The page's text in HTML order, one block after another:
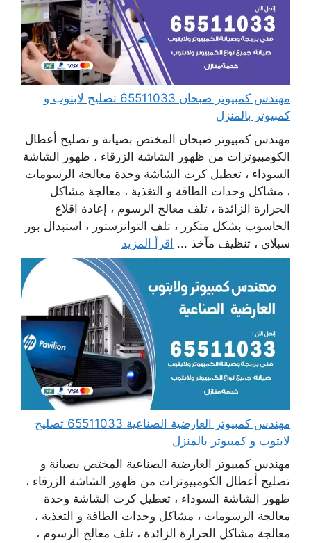
مهندس كمبيوتر صبحان 65511033 تصليح لابتوب و
كمبيوتر بالمنزل
مهندس كمبيوتر صبحان المختص بصيانة و تصليح أعطال
الكومبيوترات من ظهور الشاشة الزرقاء ، ظهور الشاشة
السوداء ، تعطيل كرت الشاشة وحدة معالجة الرسومات
، مشاكل وحدات الطاقة و التغذية ، معالجة مشاكل
الحرارة الزائدة ، تلف معالج الرسوم ، إعادة اقلاع
الحاسوب بشكل متكرر ، تلف التوانزستور ، استبدال بور
سبلاي ، تنظيف مآخذ ... اقرأ المزيد
مهندس كمبيوتر العارضية الصناعية 65511033 تصليح
لابتوب و كمبيوتر بالمنزل
مهندس كمبيوتر العارضية الصناعية المختص بصيانة و
تصليح أعطال الكومبيوترات من ظهور الشاشة الزرقاء ،
ظهور الشاشة السوداء ، تعطيل كرت الشاشة وحدة
معالجة الرسومات ، مشاكل وحدات الطاقة و التغذية ،
معالجة مشاكل الحرارة الزائدة ، تلف معالج الرسوم ،